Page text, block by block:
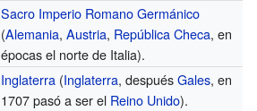
Sacro Imperio Romano Germánico
(Alemania, Austria, República Checa, en
épocas el norte de Italia).
Inglaterra(Inglaterra, despuésGales, en
1707 pasó a ser el Reino Unido).